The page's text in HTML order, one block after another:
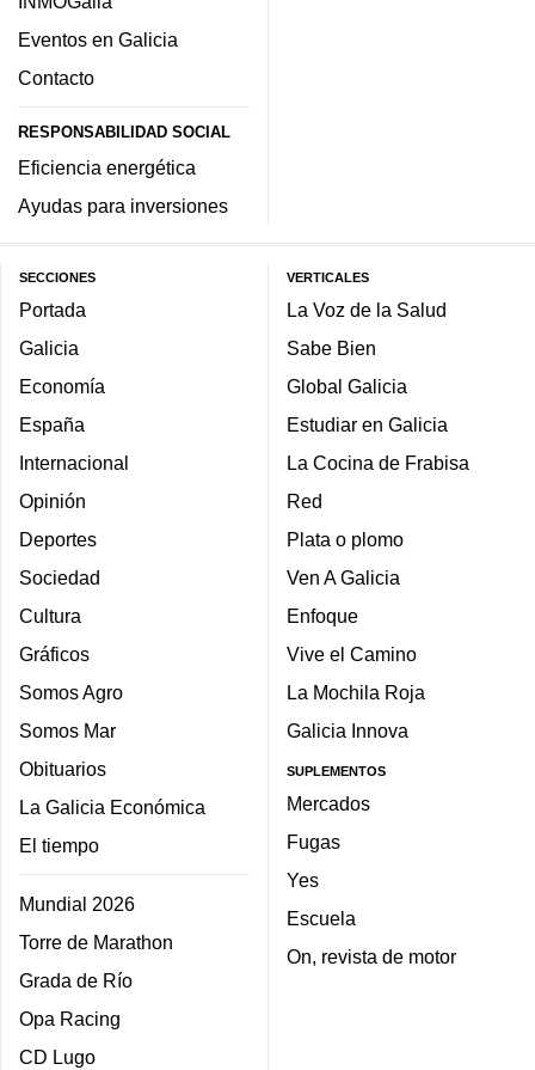
Eventos en Galicia
Contacto
RESPONSABILIDAD SOCIAL
Eficiencia energética
Ayudas para inversiones
SECCIONES
Portada
Galicia
Economía
España
Internacional
Opinión
Deportes
Sociedad
Cultura
Gráficos
Somos Agro
Somos Mar
Obituarios
La Galicia Económica
El tiempo
Mundial 2026
Torre de Marathon
Grada de Río
Opa Racing
CD Lugo
VERTICALES
La Voz de la Salud
Sabe Bien
Global Galicia
Estudiar en Galicia
La Cocina de Frabisa
Red
Plata o plomo
Ven A Galicia
Enfoque
Vive el Camino
La Mochila Roja
Galicia Innova
SUPLEMENTOS
Mercados
Fugas
Yes
Escuela
On, revista de motor